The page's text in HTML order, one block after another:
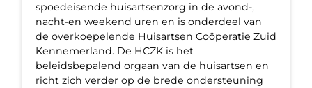
spoedeisende huisartsenzorg in de avond-,
nacht-en weekend uren en is onderdeel van
de overkoepelende Huisartsen Coöperatie Zuid
Kennemerland. De HCZK is het
beleidsbepalend orgaan van de huisartsen en
richt zich verder op de brede ondersteuning